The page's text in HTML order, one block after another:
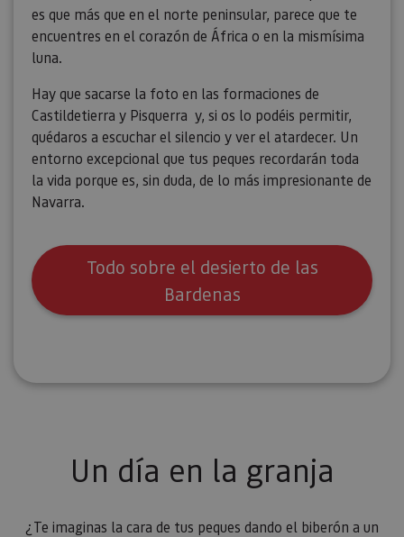
es que más que en el norte peninsular, parece que te
encuentres en el corazón de África o en la mismísima
luna.
Hay que sacarse la foto en las formaciones de
Castildetierra y Pisquerra y, si os lo podéis permitir,
quédaros a escuchar el silencio y ver el atardecer. Un
entorno excepcional que tus peques recordarán toda
la vida porque es, sin duda, de lo más impresionante de
Navarra.
Todo sobre el desierto de las
Bardenas
Un día en la granja
¿Te imaginas la cara de tus peques dando el biberón a un